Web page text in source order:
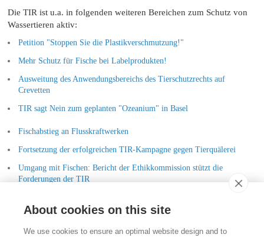
Die TIR ist u.a. in folgenden weiteren Bereichen zum Schutz von
Wassertieren aktiv:
Petition "Stoppen Sie die Plastikverschmutzung!"
Mehr Schutz für Fische bei Labelprodukten!
Ausweitung des Anwendungsbereichs des Tierschutzrechts auf
Crevetten
TIR sagt Nein zum geplanten "Ozeanium" in Basel
Fischabstieg an Flusskraftwerken
Fortsetzung der erfolgreichen TIR-Kampagne gegen Tierquälerei
Umgang mit Fischen: Bericht der Ethikkommission stützt die
Forderungen der TIR
About cookies on this site
We use cookies to ensure an optimal website design and to